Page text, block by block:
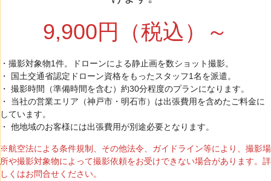
9,900円（税込）～
・撮影対象物1件。ドローンによる静止画を数ショット撮影。
・ 国土交通省認定ドローン資格をもったスタッフ1名を派遣。
・ 撮影時間（準備時間を含む）約30分程度のプランになります。
・ 当社の営業エリア（神戸市・明石市）は出張費用を含めたご料金に
しています。
・ 他地域のお客様には出張費用が別途必要となります。
※航空法による条件規制、その他法令、ガイドライン等により、撮影場
所や撮影対象物によって撮影依頼をお受けできない場合があります。詳
しくはお問合せください。